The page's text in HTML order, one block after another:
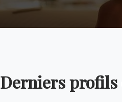
Derniers profils